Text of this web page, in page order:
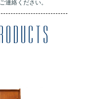
絡ください。